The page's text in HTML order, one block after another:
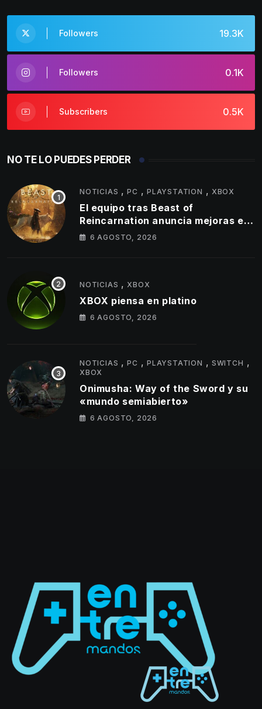
19.3K
Followers
0.1K
Followers
0.5K
Subscribers
NO TE LO PUEDES PERDER
NOTICIAS ,PC ,PLAYSTATION , XBOX
El equipo tras Beast of
Reincarnation anuncia mejoras en
su juego y estos son los primeros
6 AGOSTO, 2026
NOTICIAS ,XBOX
XBOX piensa en platino
6 AGOSTO, 2026
NOTICIAS ,PC ,PLAYSTATION , SWITCH ,
XBOX
Onimusha: Way of the Sword y su
«mundo semiabierto»
6 AGOSTO, 2026